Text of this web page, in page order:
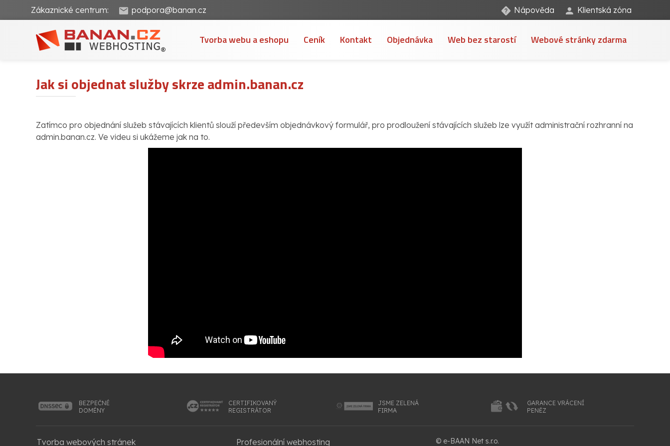
Zákaznické centrum: podpora@banan.cz Nápověda Klientská zóna
Tvorba webu a eshopu Ceník Kontakt Objednávka Web bez starostí Webové stránky zdarma
Jak si objednat služby skrze admin.banan.cz
Zatímco pro objednání služeb stávajících klientů slouží především objednávkový formulář, pro prodloužení stávajících služeb lze využít administrační rozhranní na
admin.banan.cz. Ve videu si ukážeme jak na to.
BEZPEČNÉ
DOMÉNY
CERTIFIKOVANÝ
REGISTRÁTOR
JSME ZELENÁ
FIRMA
GARANCE VRÁCENÍ
PENĚZ
Tvorba webových stránek Profesionální webhosting © e-BAAN Net s.r.o.